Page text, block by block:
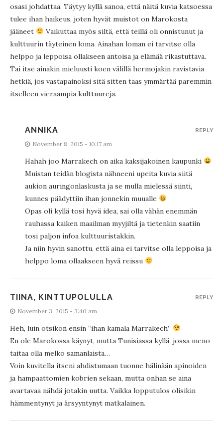
osasi johdattaa. Täytyy kyllä sanoa, että näitä kuvia katsoessa
tulee ihan haikeus, joten hyvät muistot on Marokosta
jääneet
Vaikuttaa myös siltä, että teillä oli onnistunut ja
kulttuurin täyteinen loma. Ainahan loman ei tarvitse olla
helppo ja leppoisa ollakseen antoisa ja elämää rikastuttava.
Tai itse ainakin mieluusti koen välillä hermojakin ravistavia
hetkiä, jos vastapainoksi sitä sitten taas ymmärtää paremmin
itselleen vieraampia kulttuureja.
ANNIKA
November 8, 2015 - 10:17 am
Hahah joo Marrakech on aika kaksijakoinen kaupunki
Muistan teidän blogista nähneeni upeita kuvia siitä
aukion auringonlaskusta ja se mulla mielessä siinti,
kunnes päädyttiin ihan jonnekin muualle
Opas oli kyllä tosi hyvä idea, sai olla vähän enemmän
rauhassa kaiken maailman myyjiltä ja tietenkin saatiin
tosi paljon infoa kulttuuristakkin.
Ja niin hyvin sanottu, että aina ei tarvitse olla leppoisa ja
helppo loma ollaakseen hyvä reissu
REPLY
TIINA, KINTTUPOLULLA
November 3, 2015 - 3:40 am
Heh, luin otsikon ensin “ihan kamala Marrakech”
En ole Marokossa käynyt, mutta Tunisiassa kyllä, jossa meno
taitaa olla melko samanlaista…
Voin kuvitella itseni ahdistumaan tuonne hälinään apinoiden
ja hampaattomien kobrien sekaan, mutta onhan se aina
avartavaa nähdä jotakin uutta. Vaikka lopputulos olisikin
hämmentynyt ja ärsyyntynyt matkalainen.
REPLY